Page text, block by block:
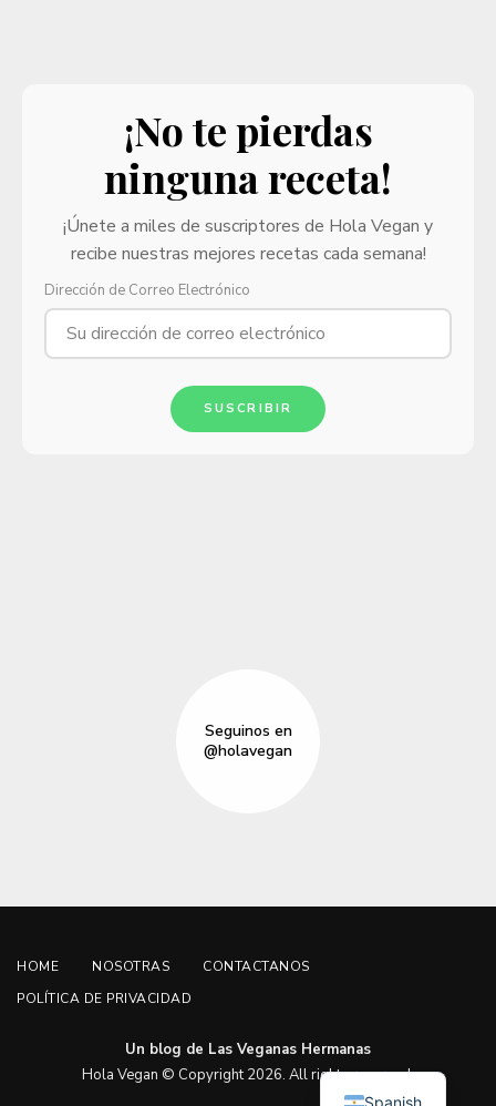
¡No te pierdas
ninguna receta!
¡Únete a miles de suscriptores de Hola Vegan y
recibe nuestras mejores recetas cada semana!
Dirección de Correo Electrónico
SUSCRIBIR
Seguinos en
@holavegan
HOME NOSOTRAS
CONTACTANOS
POLÍTICA DE PRIVACIDAD
Un blog de Las Veganas Hermanas
Hola Vegan © Copyright 2026. All rights reserved.
Spanish
English